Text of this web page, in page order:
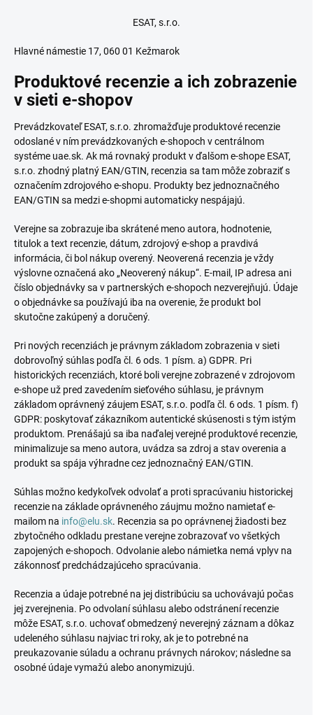
ESAT, s.r.o.
Hlavné námestie 17, 060 01 Kežmarok
Produktové recenzie a ich zobrazenie
v sieti e-shopov
Prevádzkovateľ ESAT, s.r.o. zhromažďuje produktové recenzie
odoslané v ním prevádzkovaných e-shopoch v centrálnom
systéme uae.sk. Ak má rovnaký produkt v ďalšom e-shope ESAT,
s.r.o. zhodný platný EAN/GTIN, recenzia sa tam môže zobraziť s
označením zdrojového e-shopu. Produkty bez jednoznačného
EAN/GTIN sa medzi e-shopmi automaticky nespájajú.
Verejne sa zobrazuje iba skrátené meno autora, hodnotenie,
titulok a text recenzie, dátum, zdrojový e-shop a pravdivá
informácia, či bol nákup overený. Neoverená recenzia je vždy
výslovne označená ako „Neoverený nákup“. E-mail, IP adresa ani
číslo objednávky sa v partnerských e-shopoch nezverejňujú. Údaje
o objednávke sa používajú iba na overenie, že produkt bol
skutočne zakúpený a doručený.
Pri nových recenziách je právnym základom zobrazenia v sieti
dobrovoľný súhlas podľa čl. 6 ods. 1 písm. a) GDPR. Pri
historických recenziách, ktoré boli verejne zobrazené v zdrojovom
e-shope už pred zavedením sieťového súhlasu, je právnym
základom oprávnený záujem ESAT, s.r.o. podľa čl. 6 ods. 1 písm. f)
GDPR: poskytovať zákazníkom autentické skúsenosti s tým istým
produktom. Prenášajú sa iba naďalej verejné produktové recenzie,
minimalizuje sa meno autora, uvádza sa zdroj a stav overenia a
produkt sa spája výhradne cez jednoznačný EAN/GTIN.
Súhlas možno kedykoľvek odvolať a proti spracúvaniu historickej
recenzie na základe oprávneného záujmu možno namietať e-
mailom na info@elu.sk. Recenzia sa po oprávnenej žiadosti bez
zbytočného odkladu prestane verejne zobrazovať vo všetkých
zapojených e-shopoch. Odvolanie alebo námietka nemá vplyv na
zákonnosť predchádzajúceho spracúvania.
Recenzia a údaje potrebné na jej distribúciu sa uchovávajú počas
jej zverejnenia. Po odvolaní súhlasu alebo odstránení recenzie
môže ESAT, s.r.o. uchovať obmedzený neverejný záznam a dôkaz
udeleného súhlasu najviac tri roky, ak je to potrebné na
preukazovanie súladu a ochranu právnych nárokov; následne sa
osobné údaje vymažú alebo anonymizujú.